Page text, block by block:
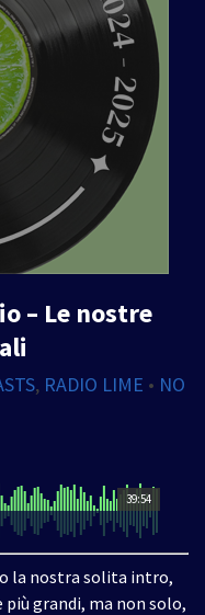
– Le nostre
, RADIO LIME • NO
39:54
la nostra solita intro,
grandi, ma non solo,